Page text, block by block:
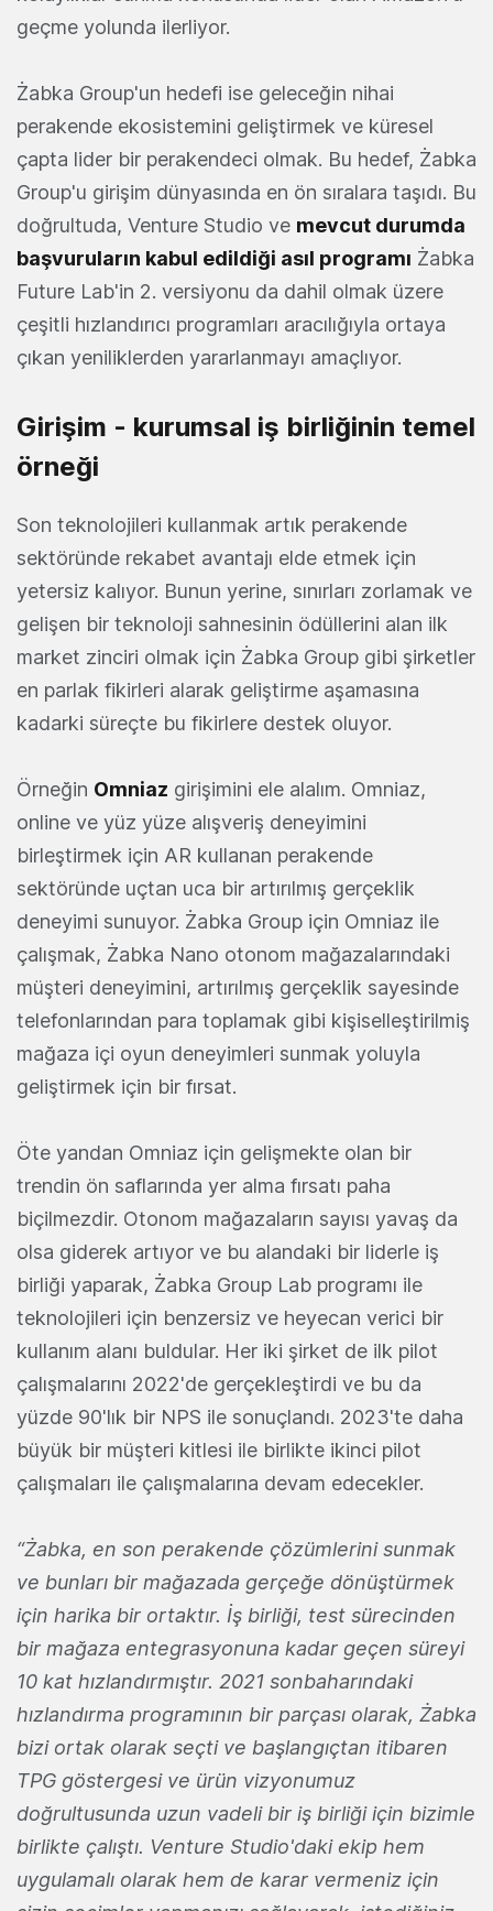
geçme yolunda ilerliyor.
Żabka Group'un hedefi ise geleceğin nihai
perakende ekosistemini geliştirmek ve küresel
çapta lider bir perakendeci olmak. Bu hedef, Żabka
Group'u girişim dünyasında en ön sıralara taşıdı. Bu
doğrultuda, Venture Studio ve mevcut durumda
başvuruların kabul edildiği asıl programı Żabka
Future Lab'in 2. versiyonu da dahil olmak üzere
çeşitli hızlandırıcı programları aracılığıyla ortaya
çıkan yeniliklerden yararlanmayı amaçlıyor.
Girişim - kurumsal iş birliğinin temel
örneği
Son teknolojileri kullanmak artık perakende
sektöründe rekabet avantajı elde etmek için
yetersiz kalıyor. Bunun yerine, sınırları zorlamak ve
gelişen bir teknoloji sahnesinin ödüllerini alan ilk
market zinciri olmak için Żabka Group gibi şirketler
en parlak fikirleri alarak geliştirme aşamasına
kadarki süreçte bu fikirlere destek oluyor.
Örneğin Omniaz girişimini ele alalım. Omniaz,
online ve yüz yüze alışveriş deneyimini
birleştirmek için AR kullanan perakende
sektöründe uçtan uca bir artırılmış gerçeklik
deneyimi sunuyor. Żabka Group için Omniaz ile
çalışmak, Żabka Nano otonom mağazalarındaki
müşteri deneyimini, artırılmış gerçeklik sayesinde
telefonlarından para toplamak gibi kişiselleştirilmiş
mağaza içi oyun deneyimleri sunmak yoluyla
geliştirmek için bir fırsat.
Öte yandan Omniaz için gelişmekte olan bir
trendin ön saflarında yer alma fırsatı paha
biçilmezdir. Otonom mağazaların sayısı yavaş da
olsa giderek artıyor ve bu alandaki bir liderle iş
birliği yaparak, Żabka Group Lab programı ile
teknolojileri için benzersiz ve heyecan verici bir
kullanım alanı buldular. Her iki şirket de ilk pilot
çalışmalarını 2022'de gerçekleştirdi ve bu da
yüzde 90'lık bir NPS ile sonuçlandı. 2023'te daha
büyük bir müşteri kitlesi ile birlikte ikinci pilot
çalışmaları ile çalışmalarına devam edecekler.
“Żabka, en son perakende çözümlerini sunmak
ve bunları bir mağazada gerçeğe dönüştürmek
için harika bir ortaktır. İş birliği, test sürecinden
bir mağaza entegrasyonuna kadar geçen süreyi
10 kat hızlandırmıştır. 2021 sonbaharındaki
hızlandırma programının bir parçası olarak, Żabka
bizi ortak olarak seçti ve başlangıçtan itibaren
TPG göstergesi ve ürün vizyonumuz
doğrultusunda uzun vadeli bir iş birliği için bizimle
birlikte çalıştı. Venture Studio'daki ekip hem
uygulamalı olarak hem de karar vermeniz için